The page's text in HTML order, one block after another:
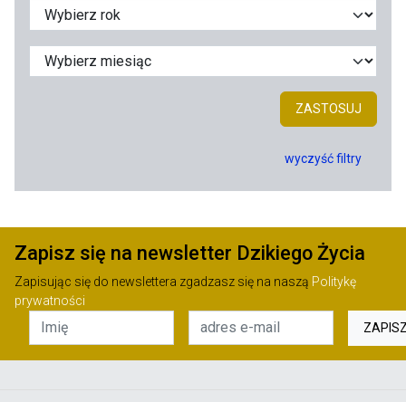
ZASTOSUJ
wyczyść filtry
Zapisz się na newsletter Dzikiego Życia
Zapisując się do newslettera zgadzasz się na naszą Politykę
prywatności